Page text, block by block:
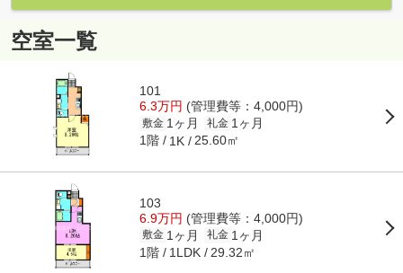
空室一覧
101
6.3万円 (管理費等：4,000円)
敷金 1ヶ月 礼金 1ヶ月
1階 1K 25.60㎡
103
6.9万円 (管理費等：4,000円)
敷金 1ヶ月 礼金 1ヶ月
1階 1LDK 29.32㎡